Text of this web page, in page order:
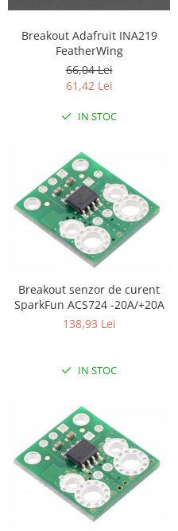
Conectori
Cutii
Componente
Microcontrollere AVR
PCB - Placute Circuit
Rezistoare
Imprimante 3D
Imprimante 3D
Componente
Componente E3D
Filament Premium ABS 1.75 mm
Filament Premium ABS 3 mm
Filament Premium PLA 1.75 mm
Filamente Speciale
Breakout Adafruit INA219
FeatherWing
66,04 Lei
61,42 Lei
IN STOC
Breakout senzor de curent
SparkFun ACS724 -20A/+20A
138,93 Lei
IN STOC